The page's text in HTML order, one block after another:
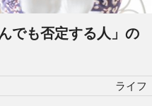
でも否定する人」の
ライフ